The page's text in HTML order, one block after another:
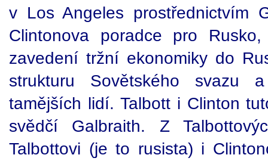
v Los Angeles prostřednictvím
Clintonova poradce pro
zavedení tržní ekonomiky do
strukturu Sovětského
tamějších lidí. Talbott i Clinton
svědčí Galbraith. Z
Talbottovi (je to rusista) i